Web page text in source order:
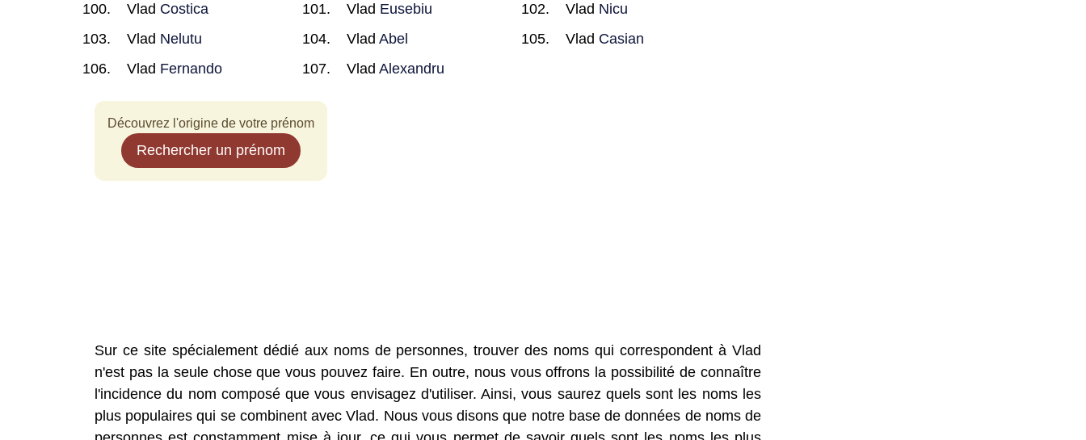
Vlad Costica Vlad Eusebiu Vlad Nicu
Vlad Nelutu Vlad Abel Vlad Casian
Vlad Fernando Vlad Alexandru
Découvrez l'origine de votre prénom
Rechercher un prénom
Sur ce site spécialement dédié aux noms de personnes, trouver des noms qui correspondent à Vlad
n'est pas la seule chose que vous pouvez faire. En outre, nous vous offrons la possibilité de connaître
l'incidence du nom composé que vous envisagez d'utiliser. Ainsi, vous saurez quels sont les noms les
plus populaires qui se combinent avec Vlad. Nous vous disons que notre base de données de noms de